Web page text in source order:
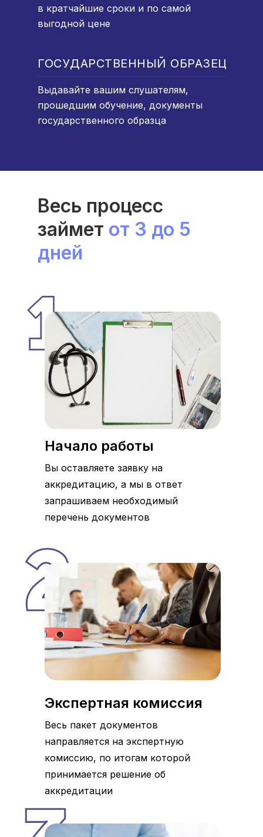
в кратчайшие сроки и по самой
выгодной цене
ГОСУДАРСТВЕННЫЙ ОБРАЗЕЦ
Выдавайте вашим слушателям,
прошедшим обучение, документы
государственного образца
Весь процесс
займет от 3 до 5
дней
Начало работы
Вы оставляете заявку на
аккредитацию, а мы в ответ
запрашиваем необходимый
перечень документов
Экспертная комиссия
Весь пакет документов
направляется на экспертную
комиссию, по итогам которой
принимается решение об
аккредитации